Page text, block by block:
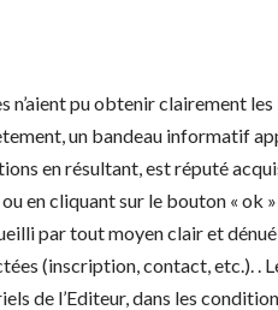
n’aient pu obtenir clairement
un bandeau informatif
en résultant, est réputé
en cliquant sur le bouton « ok
par tout moyen clair et
(inscription, contact, etc.). .
de l’Editeur, dans les